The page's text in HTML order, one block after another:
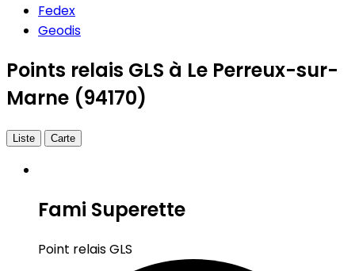
Fedex
Geodis
Points relais GLS à Le Perreux-sur-
Marne (94170)
Liste Carte
Fami Superette
Point relais GLS